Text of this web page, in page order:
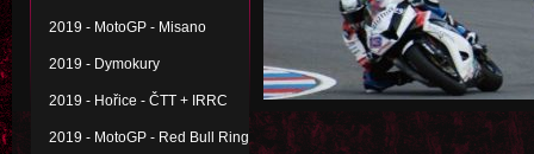
2019 - MotoGP - Misano
2019 - Dymokury
2019 - Hořice - ČTT + IRRC
2019 - MotoGP - Red Bull Ring